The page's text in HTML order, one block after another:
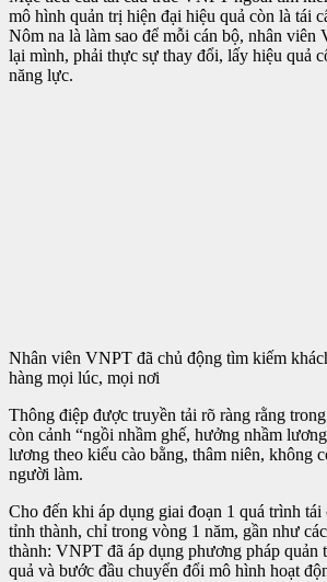
mô hình quản trị hiện đại hiệu quả còn là tái
Nôm na là làm sao để mỗi cán bộ, nhân viên
lại mình, phải thực sự thay đổi, lấy hiệu quả
năng lực.
Nhân viên VNPT đã chủ động tìm kiếm
hàng mọi lúc, mọi nơi
Thông điệp được truyền tải rõ ràng rằng
còn cảnh “ngồi nhầm ghế, hưởng nhầm
lương theo kiểu cào bằng, thâm niên, không
người làm.
Cho đến khi áp dụng giai đoạn 1 quá trình
tỉnh thành, chỉ trong vòng 1 năm, gần như
thành: VNPT đã áp dụng phương pháp quản
quả và bước đầu chuyển đổi mô hình hoạt